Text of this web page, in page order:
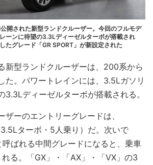
開された新型ランドクルーザー。今回のフルモデ
ーンに待望の3.3Lディーゼルターボが搭載され
たグレード「GR SPORT」が新設定された
新型ランドクルーザーは、200系から
た。パワートレインには、3.5Lガソリ
3.3Lディーゼルターボが搭載される。
ーのエントリーグレードは、
3.5Lターボ・5人乗り）だ。次いで
呼ばれる中間グレードになると、乗車
る。「GX」・「AX」・「VX」の3